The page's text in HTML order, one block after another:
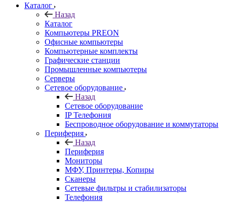
Каталог
Назад
Каталог
Компьютеры PREON
Офисные компьютеры
Компьютерные комплекты
Графические станции
Промышленные компьютеры
Серверы
Сетевое оборудование
Назад
Сетевое оборудование
IP Телефония
Беспроводное оборудование и коммутаторы
Периферия
Назад
Периферия
Мониторы
МФУ, Принтеры, Копиры
Сканеры
Сетевые фильтры и стабилизаторы
Телефония